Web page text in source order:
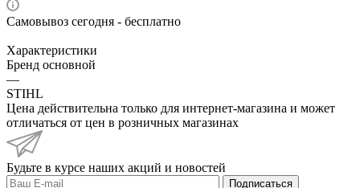
Самовывоз сегодня - бесплатно
Характеристики
Бренд основной
—
STIHL
Цена действительна только для интернет-магазина и может
отличаться от цен в розничных магазинах
Будьте в курсе наших акций и новостей
Подписаться